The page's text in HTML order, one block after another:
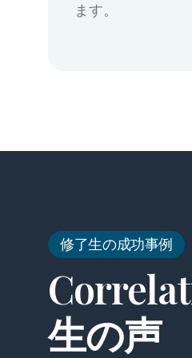
ます。
修了生の成功事例
生の声